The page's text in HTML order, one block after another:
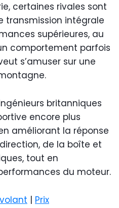
certaines rivales sont
transmission intégrale
supérieures, au
comportement parfois
s’amuser sur une
britanniques
encore plus
améliorant la réponse
de la boîte et
tout en
du moteur.
| Prix